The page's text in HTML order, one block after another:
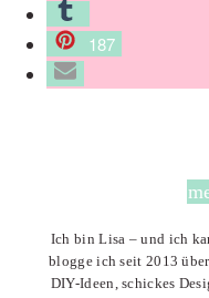
187
Ich bin Lisa – und ich
blogge ich seit 2013
DIY-Ideen, schickes